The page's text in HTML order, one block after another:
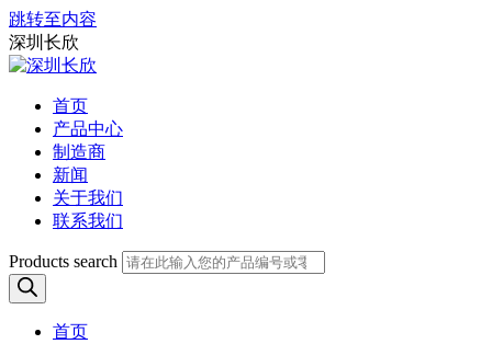
跳转至内容
深圳长欣
首页
产品中心
制造商
新闻
关于我们
联系我们
Products search
首页